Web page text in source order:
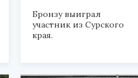
Бронзу выиграл
участник из Сурского
края.